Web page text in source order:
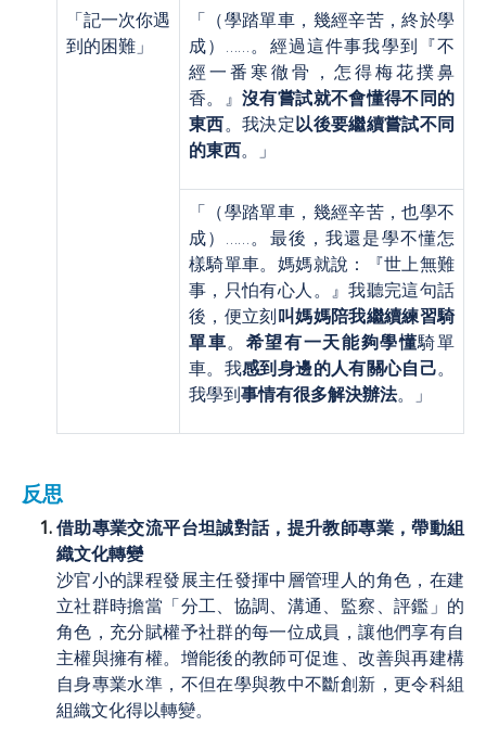
「記一次你遇
到的困難」
「（學踏單車，幾經辛苦，終於學
成）……。經過這件事我學到『不
經一番寒徹骨，怎得梅花撲鼻
香。』沒有嘗試就不會懂得不同的
東西。我決定以後要繼續嘗試不同
的東西。」
「（學踏單車，幾經辛苦，也學不
成）……。最後，我還是學不懂怎
樣騎單車。媽媽就說：『世上無難
事，只怕有心人。』我聽完這句話
後，便立刻叫媽媽陪我繼續練習騎
單車。 希望有一天能夠學懂騎單
車。我感到身邊的人有關心自己。
我學到事情有很多解決辦法。」
反思
借助專業交流平台坦誠對話，提升教師專業，帶動組
織文化轉變
沙官小的課程發展主任發揮中層管理人的角色，在建
立社群時擔當「分工、協調、溝通、監察、評鑑」的
角色，充分賦權予社群的每一位成員，讓他們享有自
主權與擁有權。增能後的教師可促進、改善與再建構
自身專業水準，不但在學與教中不斷創新，更令科組
組織文化得以轉變。